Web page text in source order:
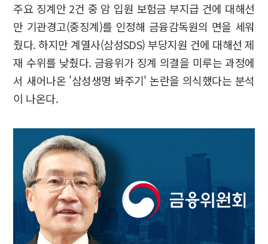
주요 징계안 2건 중 암 입원 보험금 부지급 건에 대해선
만 기관경고(중징계)를 인정해 금융감독원의 면을 세워
줬다. 하지만 계열사(삼성SDS) 부당지원 건에 대해선 제
재 수위를 낮췄다. 금융위가 징계 의결을 미루는 과정에
서 새어나온 '삼성생명 봐주기' 논란을 의식했다는 분석
이 나온다.